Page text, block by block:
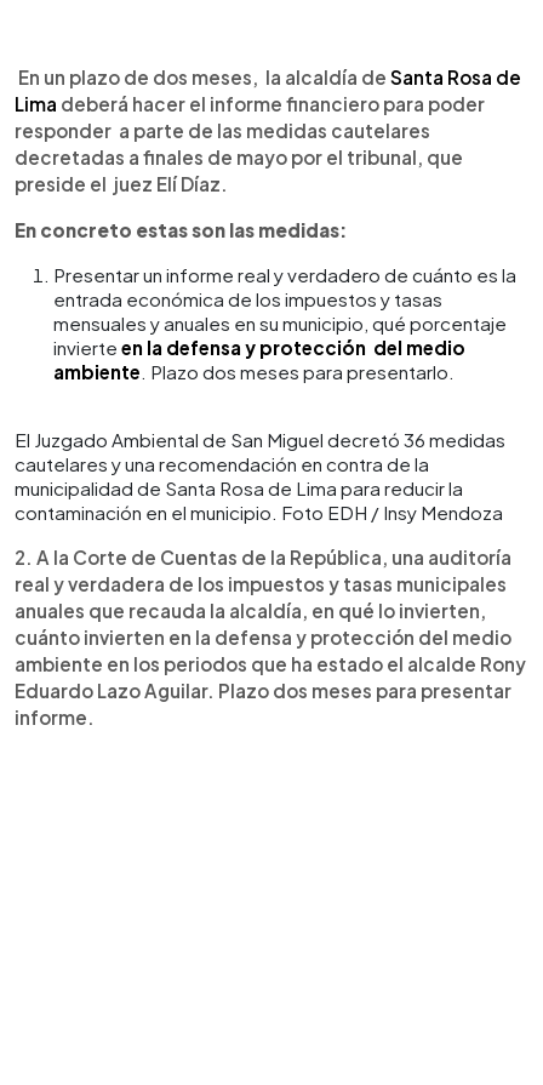
► Escuchar artículo
En un plazo de dos meses, la alcaldía de Santa Rosa de
Lima deberá hacer el informe financiero para poder
responder a parte de las medidas cautelares
decretadas a finales de mayo por el tribunal, que
preside el juez Elí Díaz.
En concreto estas son las medidas:
Presentar un informe real y verdadero de cuánto es la
entrada económica de los impuestos y tasas
mensuales y anuales en su municipio, qué porcentaje
invierte en la defensa y protección del medio
ambiente . Plazo dos meses para presentarlo.
El Juzgado Ambiental de San Miguel decretó 36 medidas
cautelares y una recomendación en contra de la
municipalidad de Santa Rosa de Lima para reducir la
contaminación en el municipio. Foto EDH / Insy Mendoza
2. A la Corte de Cuentas de la República, una auditoría
real y verdadera de los impuestos y tasas municipales
anuales que recauda la alcaldía, en qué lo invierten,
cuánto invierten en la defensa y protección del medio
ambiente en los periodos que ha estado el alcalde Rony
Eduardo Lazo Aguilar. Plazo dos meses para presentar
informe.